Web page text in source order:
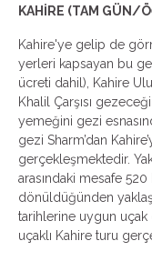
KAHİRE (TAM GÜN/
Kahire'ye gelip de
yerleri kapsayan bu
ücreti dahil), Kahire
Khalil Çarşısı
yemeğini gezi
gezi Sharm’dan
gerçekleşmektedir.
arasındaki mesafe
dönüldüğünden
tarihlerine uygun uçak
uçaklı Kahire turu